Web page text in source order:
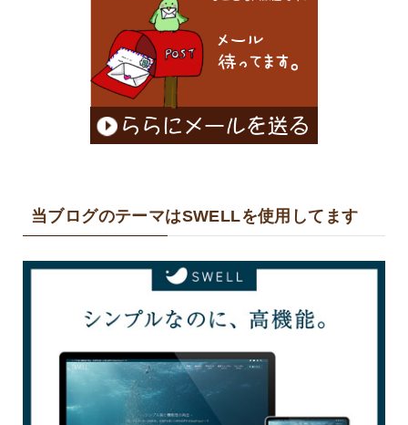
当ブログのテーマはSWELLを使用してます